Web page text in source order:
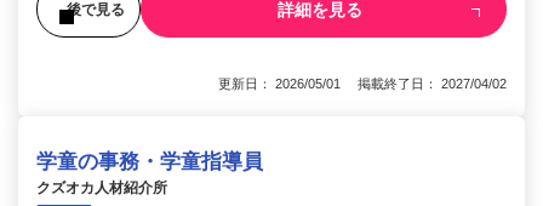
後で見る 詳細を見る
更新日： 2026/05/01 掲載終了日： 2027/04/02
学童の事務・学童指導員
クズオカ人材紹介所